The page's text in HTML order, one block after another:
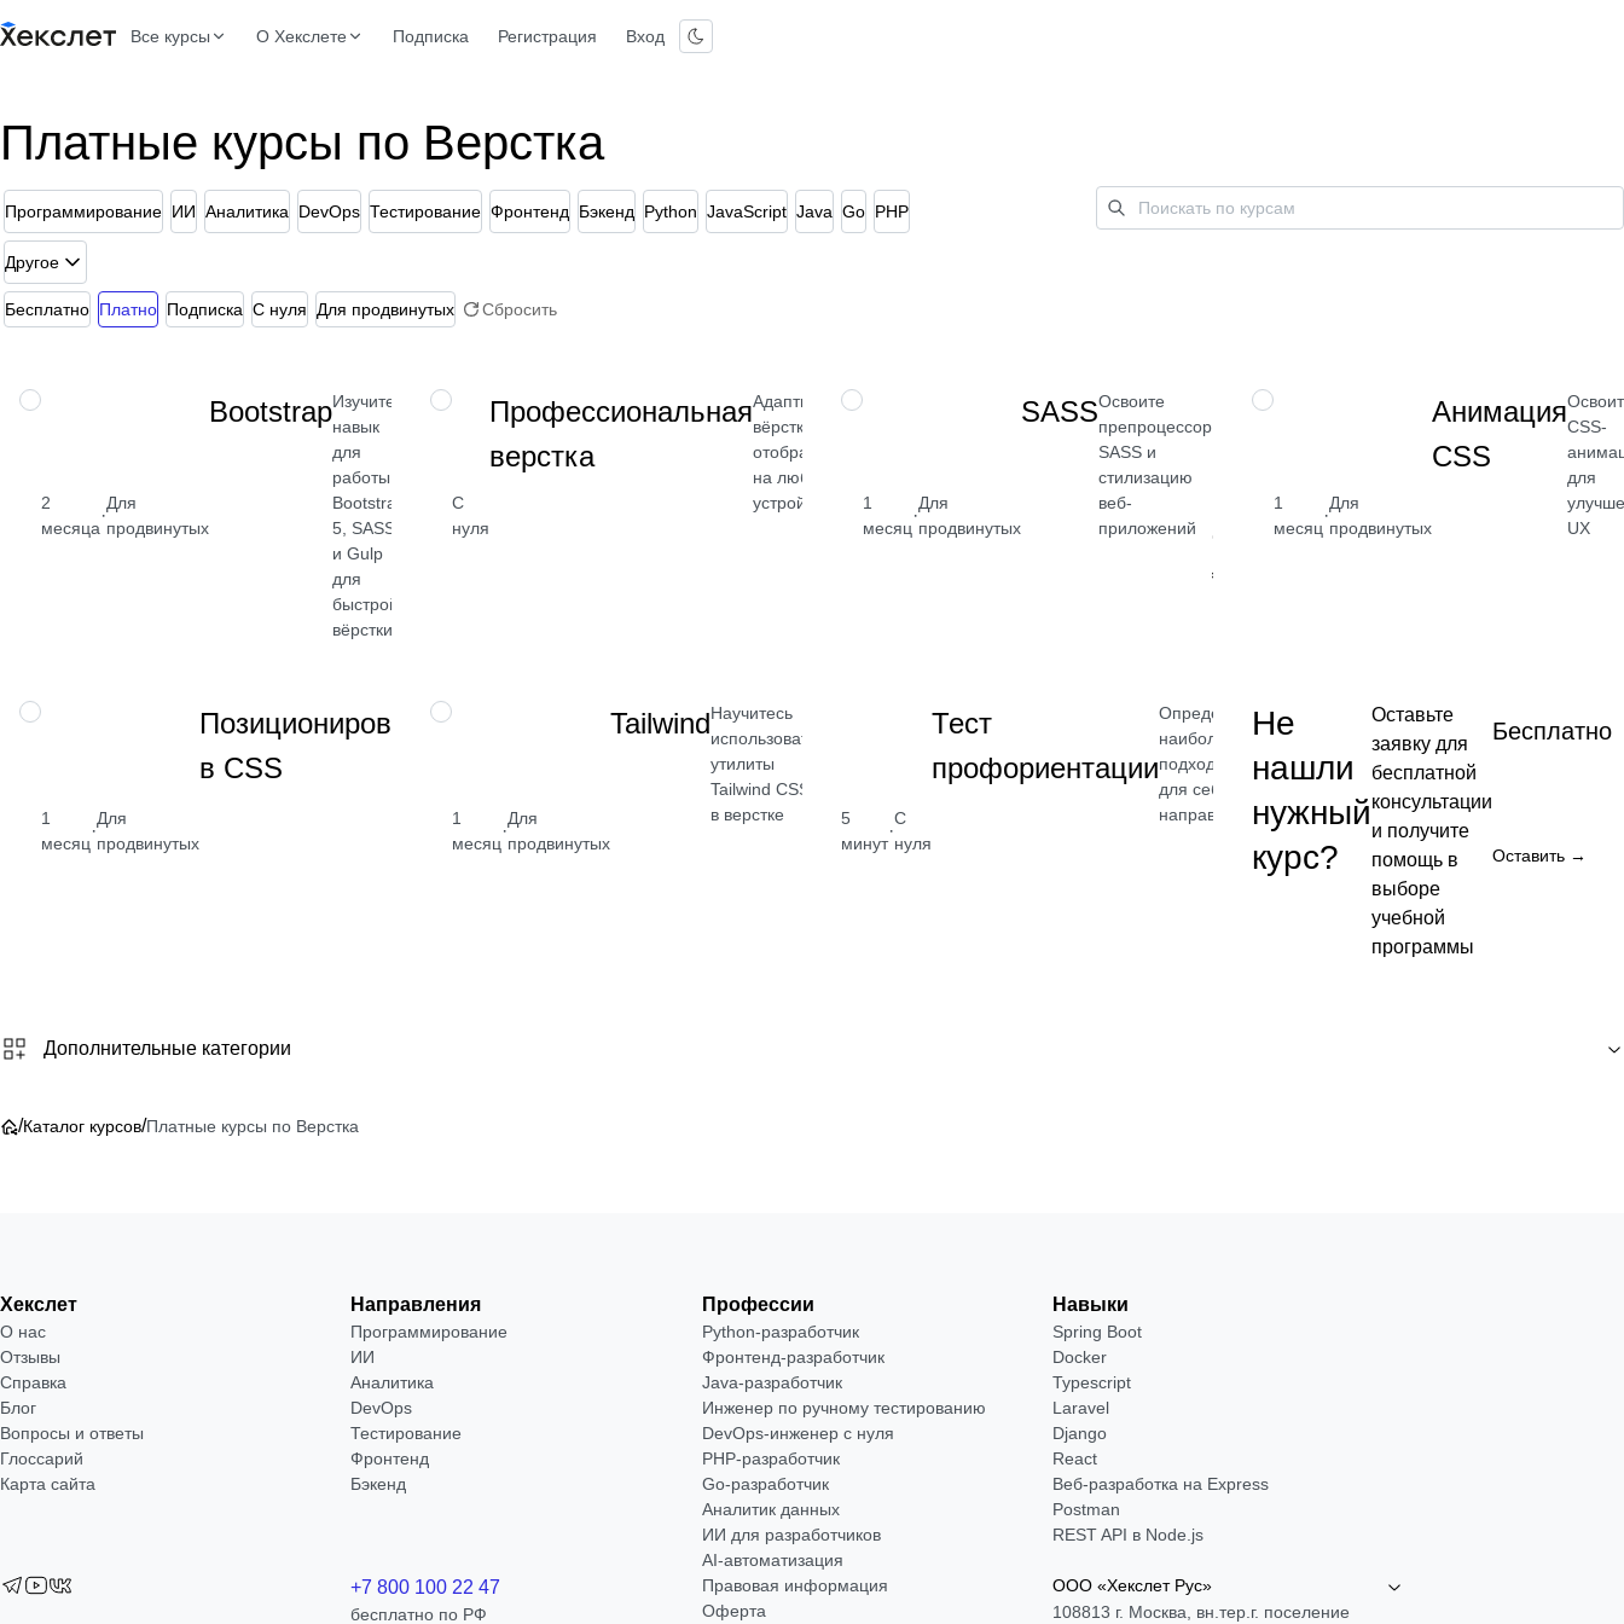
Все курсы О Хекслете Подписка Регистрация Вход
Платные курсы по Верстка
Программирование ИИ Аналитика DevOps Тестирование Фронтенд Бэкенд Python JavaScript Java Go PHP
Другое
Бесплатно Платно Подписка С нуля Для продвинутых Сбросить
НАВЫК
2
месяца
·
Для
продвинутых
BootstrapИзучите
навык
для
работы с
Bootstrap
5, SASS
и Gulp
для
быстрой
вёрстки
от 2 400
НАВЫК
С
нуля
Профессиональная
верстка
Адаптивная
вёрстка для
отображения
на любых
устройствах
НАВЫК
1
месяц
·
Для
продвинутых
SASSОсвоите
препроцессор
SASS и
стилизацию
веб-
приложений
от 2 400
₽
НАВЫК
1
месяц
·
Для
продвинутых
Анимация
CSS
CSS-
для
UX
НАВЫК
1
месяц
·
Для
продвинутых
Позиционирование
в CSS
интерфейсами
от 2 400
НАВЫК
1
месяц
·
Для
продвинутых
TailwindНаучитесь
использовать
утилиты
Tailwind CSS
в верстке
от 2 400
5
минут
·
С
нуля
Тест
профориентации
Определите
наиболее
подходящее
для себя
направление
Бесплатно
Посмотреть →
Не
нашли
нужный
курс?
Оставьте
заявку для
бесплатной
консультации
и получите
помощь в
выборе
учебной
программы
Бесплатно
Оставить →
Дополнительные категории
/Каталог курсов/Платные курсы по Верстка
Хекслет
О нас
Отзывы
Справка
Блог
Вопросы и ответы
Глоссарий
Карта сайта
Направления
Программирование
ИИ
Аналитика
DevOps
Тестирование
Фронтенд
Бэкенд
Профессии
Python-разработчик
Фронтенд-разработчик
Java-разработчик
Инженер по ручному тестированию
DevOps-инженер с нуля
РНР-разработчик
Go-разработчик
Аналитик данных
ИИ для разработчиков
AI-автоматизация
Навыки
Spring Boot
Docker
Typescript
Laravel
Django
React
Веб-разработка на Express
Postman
REST API в Node.js
+7 800 100 22 47
бесплатно по РФ
Правовая информация
Оферта
ООО «Хекслет Рус»
108813 г. Москва, вн.тер.г. поселение